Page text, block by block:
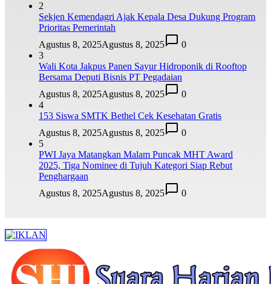
2
Sekjen Kemendagri Ajak Kepala Desa Dukung Program
Prioritas Pemerintah
Agustus 8, 2025Agustus 8, 2025
0
3
Wali Kota Jakpus Panen Sayur Hidroponik di Rooftop
Bersama Deputi Bisnis PT Pegadaian
Agustus 8, 2025Agustus 8, 2025
0
4
153 Siswa SMTK Bethel Cek Kesehatan Gratis
Agustus 8, 2025Agustus 8, 2025
0
5
PWI Jaya Matangkan Malam Puncak MHT Award
2025, Tiga Nominee di Tujuh Kategori Siap Rebut
Penghargaan
Agustus 8, 2025Agustus 8, 2025 0